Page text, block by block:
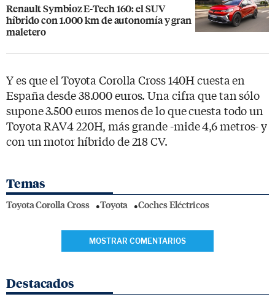
Renault Symbioz E-Tech 160: el SUV
híbrido con 1.000 km de autonomía y gran
maletero
Y es que el Toyota Corolla Cross 140H cuesta en
España desde 38.000 euros. Una cifra que tan sólo
supone 3.500 euros menos de lo que cuesta todo un
Toyota RAV4 220H, más grande -mide 4,6 metros- y
con un motor híbrido de 218 CV.
Temas
Toyota Corolla Cross Toyota Coches Eléctricos
MOSTRAR COMENTARIOS
Destacados